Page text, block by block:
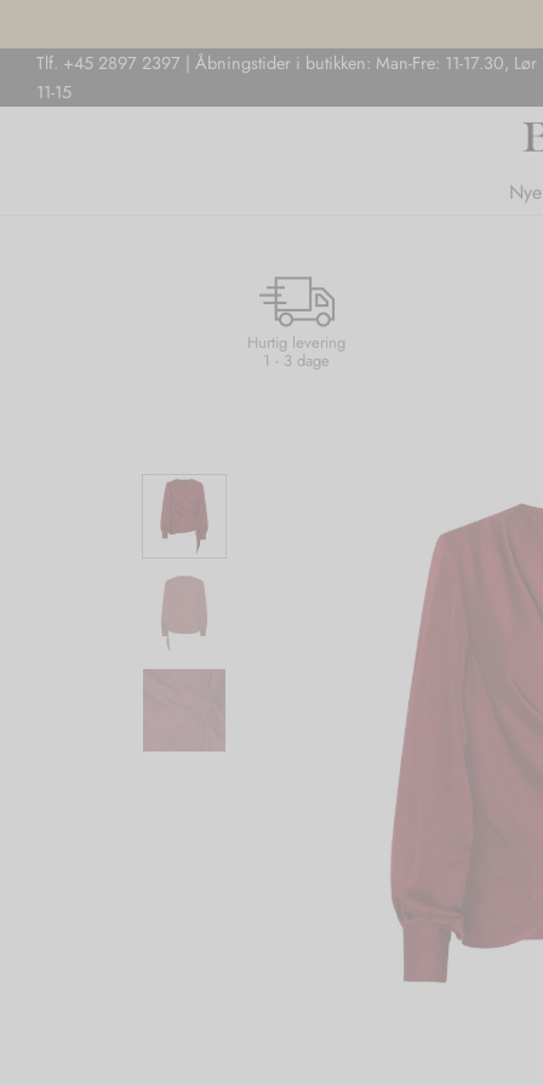
Tlf. +45 2897 2397 | Åbningstider i butikken: Man-Fre: 11-17.30, Lør
11-15
Hurtig levering
1 - 3 dage